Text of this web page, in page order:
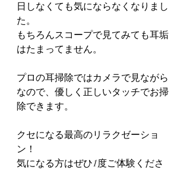
日しなくても気にならなくなりまし
た。
もちろんスコープで見てみても耳垢
はたまってません。
プロの耳掃除ではカメラで見ながら
なので、優しく正しいタッチでお掃
除できます。
クセになる最高のリラクゼーショ
ン！
気になる方はぜひ1度ご体験くださ